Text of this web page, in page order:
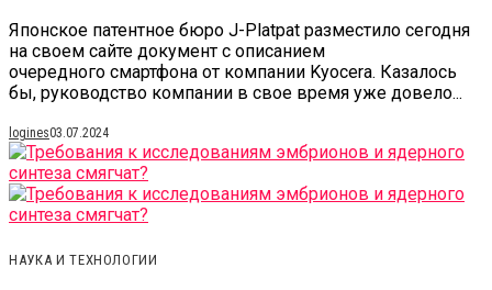
Японское патентное бюро J-Platpat разместило сегодня
на своем сайте документ с описанием
очередного смартфона от компании Kyocera. Казалось
бы, руководство компании в свое время уже довело...
logines03.07.2024
НАУКА И ТЕХНОЛОГИИ